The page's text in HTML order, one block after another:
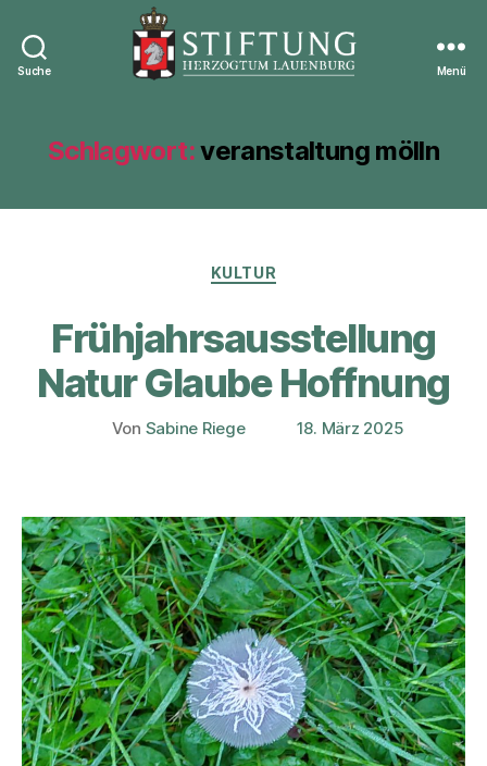
Suche
Lauenburg
Menü
Schlagwort:veranstaltung mölln
Kategorien
KULTUR
Frühjahrsausstellung
Natur Glaube Hoffnung
Beitragsautor
Von Sabine Riege Veröffentlichungsdatum
18. März 2025